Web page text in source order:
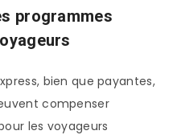
programmes
bien que payantes,
compenser
les voyageurs